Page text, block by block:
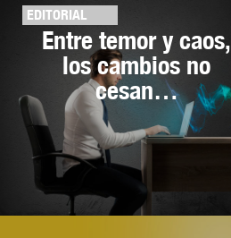
EDITORIAL
Entre temor y caos,
los cambios no
cesan…